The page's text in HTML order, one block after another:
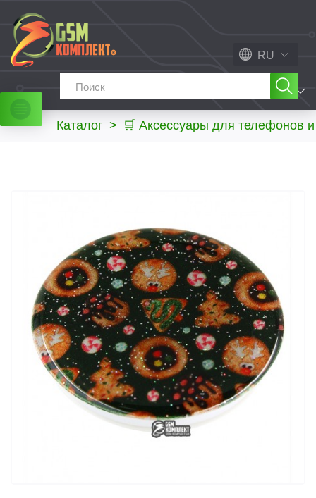
RU
МЕНЮ
Каталог > 🛒 Аксессуары для телефонов